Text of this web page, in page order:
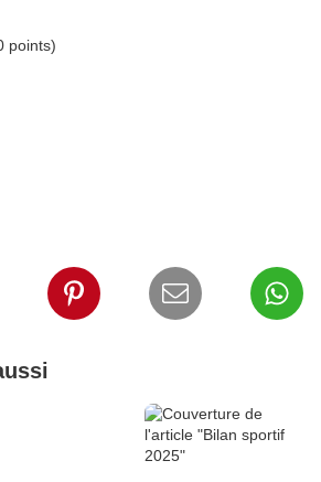
points)